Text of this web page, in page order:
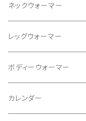
プルオーバー
パンツ
ジャケット
ブレスレット
ブローチ
ヘアゴム
ネックウォーマー
レッグウォーマー
ボディーウォーマー
カレンダー